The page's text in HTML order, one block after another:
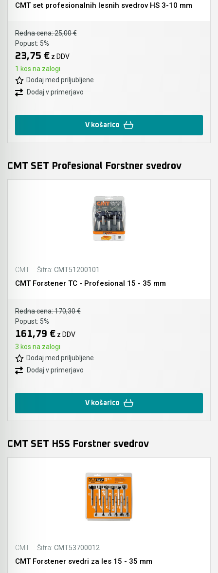
CMT set profesionalnih lesnih svedrov HS 3-10 mm
Redna cena:25,00 €
Popust: 5%
23,75 € z DDV
1 kos na zalogi
Dodaj med priljubljene
Dodaj v primerjavo
V košarico
CMT SET Profesional Forstner svedrov
CMT Šifra: CMT51200101
CMT Forstener TC - Profesional 15 - 35 mm
Redna cena:170,30 €
Popust: 5%
161,79 € z DDV
3 kos na zalogi
Dodaj med priljubljene
Dodaj v primerjavo
V košarico
CMT SET HSS Forstner svedrov
CMT Šifra: CMT53700012
CMT Forstener svedri za les 15 - 35 mm